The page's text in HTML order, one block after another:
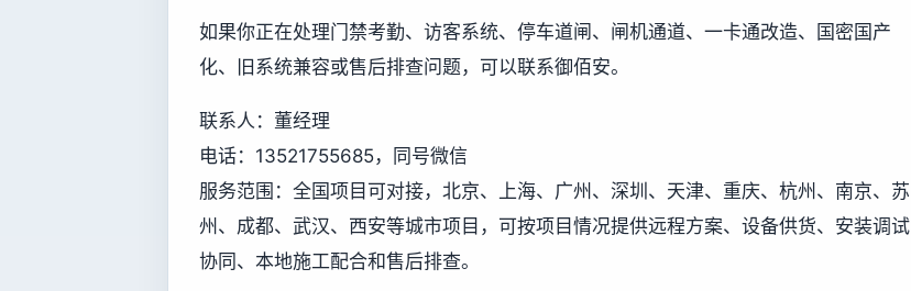
如果你正在处理门禁考勤、访客系统、停车道闸、闸机通道、一卡通改造、国密国产
化、旧系统兼容或售后排查问题，可以联系御佰安。
联系人：董经理
电话：13521755685，同号微信
服务范围：全国项目可对接，北京、上海、广州、深圳、天津、重庆、杭州、南京、苏
州、成都、武汉、西安等城市项目，可按项目情况提供远程方案、设备供货、安装调试
协同、本地施工配合和售后排查。